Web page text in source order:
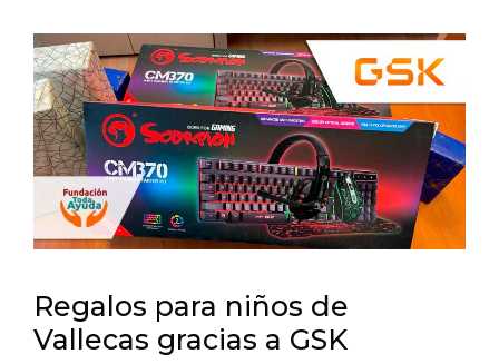
Regalos para niños de
Vallecas gracias a GSK